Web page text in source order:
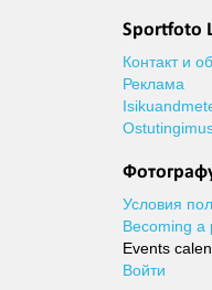
Sportfoto
Контакт и
Реклама
Условия
Becoming a
Events
Войти